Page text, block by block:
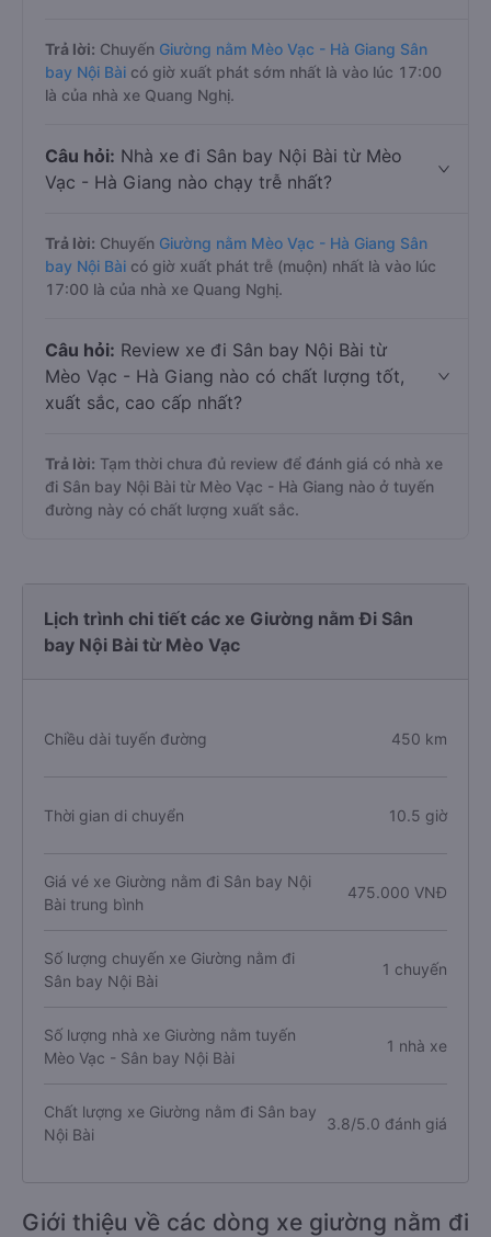
Trả lời: Chuyến Giường nằm Mèo Vạc - Hà Giang Sân
bay Nội Bài có giờ xuất phát sớm nhất là vào lúc 17:00
là của nhà xe Quang Nghị.
Câu hỏi: Nhà xe đi Sân bay Nội Bài từ Mèo
Vạc - Hà Giang nào chạy trễ nhất?
Trả lời: Chuyến Giường nằm Mèo Vạc - Hà Giang Sân
bay Nội Bài có giờ xuất phát trễ (muộn) nhất là vào lúc
17:00 là của nhà xe Quang Nghị.
Câu hỏi: Review xe đi Sân bay Nội Bài từ
Mèo Vạc - Hà Giang nào có chất lượng tốt,
xuất sắc, cao cấp nhất?
Trả lời: Tạm thời chưa đủ review để đánh giá có nhà xe
đi Sân bay Nội Bài từ Mèo Vạc - Hà Giang nào ở tuyến
đường này có chất lượng xuất sắc.
Lịch trình chi tiết các xe Giường nằm Đi Sân
bay Nội Bài từ Mèo Vạc
Chiều dài tuyến đường 450 km
Thời gian di chuyển 10.5 giờ
Giá vé xe Giường nằm đi Sân bay Nội
Bài trung bình
475.000 VNĐ
Số lượng chuyến xe Giường nằm đi
Sân bay Nội Bài
1 chuyến
Số lượng nhà xe Giường nằm tuyến
Mèo Vạc - Sân bay Nội Bài
1 nhà xe
Chất lượng xe Giường nằm đi Sân bay
Nội Bài
3.8/5.0 đánh giá
Giới thiệu về các dòng xe giường nằm đi